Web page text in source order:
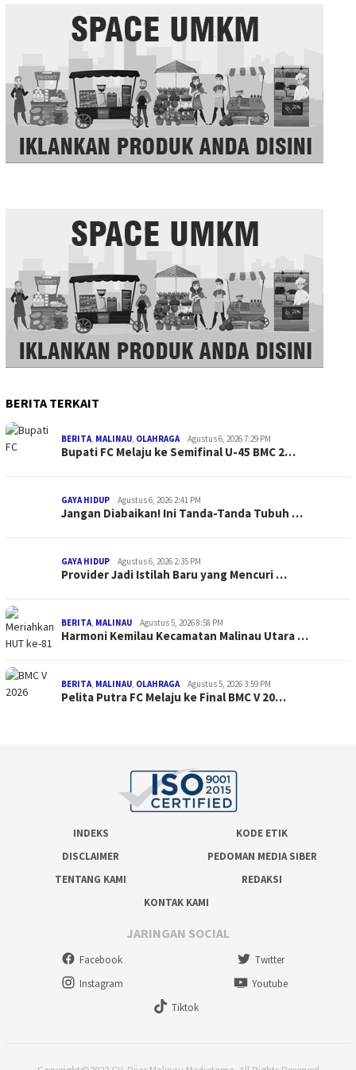
BERITA TERKAIT
BERITA MALINAU OLAHRAGA Agustus 6, 2026 7:29 PM
Bupati FC Melaju ke Semifinal U-45 BMC 2…
GAYA HIDUP Agustus 6, 2026 2:41 PM
Jangan Diabaikan! Ini Tanda-Tanda Tubuh …
GAYA HIDUP Agustus 6, 2026 2:35 PM
Provider Jadi Istilah Baru yang Mencuri …
BERITA MALINAU Agustus 5, 2026 8:58 PM
Harmoni Kemilau Kecamatan Malinau Utara …
BERITA MALINAU OLAHRAGA Agustus 5, 2026 3:59 PM
Pelita Putra FC Melaju ke Final BMC V 20…
INDEKS
KODE ETIK
DISCLAIMER
PEDOMAN MEDIA SIBER
TENTANG KAMI
REDAKSI
KONTAK KAMI
JARINGAN SOCIAL
Facebook
Twitter
Instagram
Youtube
Tiktok